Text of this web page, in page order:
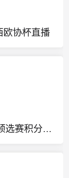
欧协杯直播
欧洲杯预选赛积分榜最新